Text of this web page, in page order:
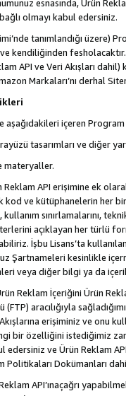
esnasında, Ürün
olmayı kabul edersiniz.
tanımlandığı üzere)
kendiliğinden
API ve Veri Akışları
Markaları’nı derhal
aşağıdakileri içeren
tasarımları ve diğer
materyaller.
Reklam API erişimine ek
ve kütüphanelerin her
sınırlamalarını,
açıklayan her türlü
İşbu Lisans’ta
Şartnameleri kesinlikle
veya diğer bilgi ya da
Reklam İçeriğini Ürün
aracılığıyla
erişiminiz ve onu
bir özelliğini
ve Ürün Reklam
Dokümanları
API’ınaçağrı